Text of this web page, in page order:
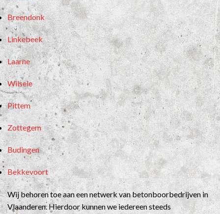
Breendonk
Linkebeek
Laarne
Wilsele
Pittem
Zottegem
Budingen
Bekkevoort
Wij behoren toe aan een netwerk van betonboorbedrijven in
Vlaanderen. Hierdoor kunnen we iedereen steeds